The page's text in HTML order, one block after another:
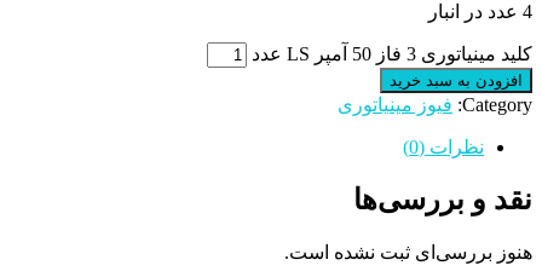
4 عدد در انبار
کلید مینیاتوری 3 فاز 50 آمپر LS عدد
افزودن به سبد خرید
Category: فیوز مینیاتوری
نظرات (0)
نقد و بررسی‌ها
هنوز بررسی‌ای ثبت نشده است.